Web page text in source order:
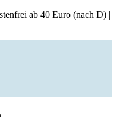
ab 40 Euro (nach D) |